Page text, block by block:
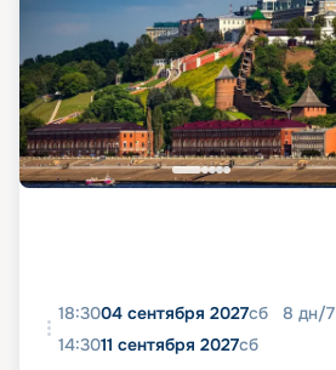
18:3004 сентября 2027сб 8 дн/7
14:3011 сентября 2027сб